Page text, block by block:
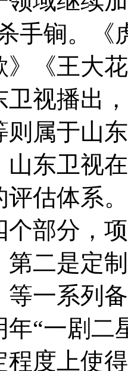
手锏。《
》《王大
卫视播出
则属于山
东卫视在
评估体系
个部分，
第二是定
等一系列
年“一剧二
程度上使